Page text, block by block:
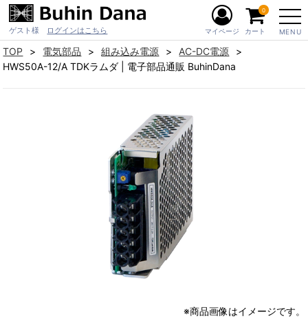
ゲスト様 ログインはこちら MENU
マイページ カート
0
TOP 電気部品 組み込み電源
AC-DC電源
HWS50A-12/A TDKラムダ | 電子部品通販 BuhinDana
※商品画像はイメージです。